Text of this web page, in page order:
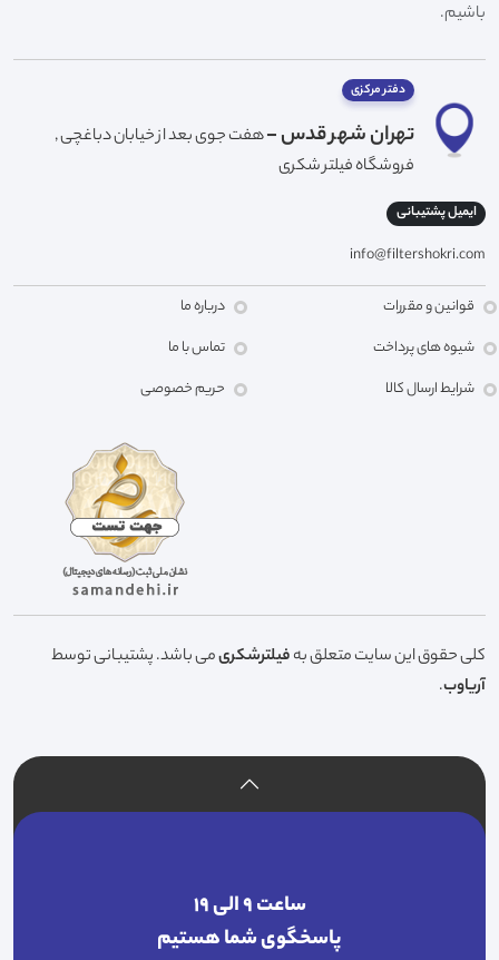
باشیم.
دفتر مرکزی
تهران شهر قدس -هفت جوی بعد از خیابان دباغچی ,
فروشگاه فیلتر شکری
ایمیل پشتیبانی
info@filtershokri.com
قوانین و مقررات
شیوه های پرداخت
شرایط ارسال کالا
درباره ما
تماس با ما
حریم خصوصی
کلی حقوق این سایت متعلق بهفیلترشکریمی باشد. پشتیبانی توسط
آریاوب.
ساعت ۹ الی ۱۹
پاسخگوی شما هستیم